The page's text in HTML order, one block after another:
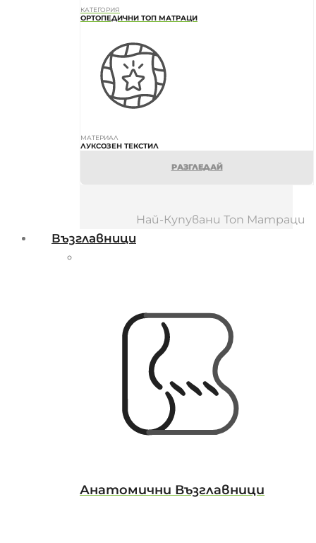
КАТЕГОРИЯ
ОРТОПЕДИЧНИ ТОП МАТРАЦИ
МАТЕРИАЛ
ЛУКСОЗЕН ТЕКСТИЛ
РАЗГЛЕДАЙ
Най-Купувани Топ Матраци
Възглавници
Анатомични Възглавници